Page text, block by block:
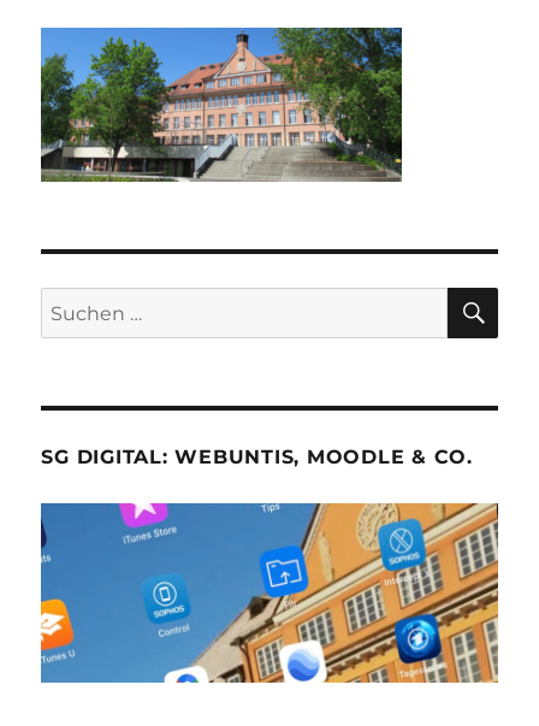
Suche
nach:
SG DIGITAL: WEBUNTIS, MOODLE & CO.